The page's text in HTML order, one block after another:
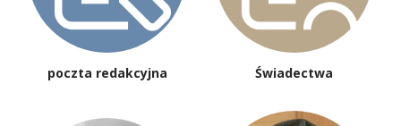
poczta redakcyjna Świadectwa